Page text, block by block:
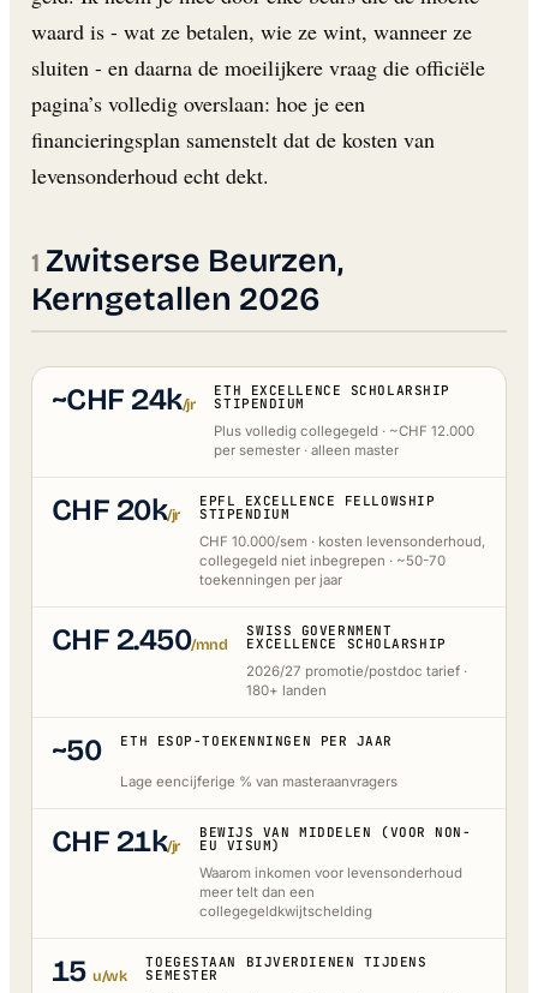
waard is - wat ze betalen, wie ze wint, wanneer ze
sluiten - en daarna de moeilijkere vraag die officiële
pagina’s volledig overslaan: hoe je een
financieringsplan samenstelt dat de kosten van
levensonderhoud echt dekt.
Zwitserse Beurzen,
Kerngetallen 2026
~CHF 24k/jr
ETH EXCELLENCE SCHOLARSHIP
STIPENDIUM
Plus volledig collegegeld · ~CHF 12.000
per semester · alleen master
CHF 20k/jr
EPFL EXCELLENCE FELLOWSHIP
STIPENDIUM
CHF 10.000/sem · kosten levensonderhoud,
collegegeld niet inbegrepen · ~50-70
toekenningen per jaar
CHF 2.450/mnd
SWISS GOVERNMENT
EXCELLENCE SCHOLARSHIP
2026/27 promotie/postdoc tarief ·
180+ landen
~50 ETH ESOP-TOEKENNINGEN PER JAAR
Lage eencijferige % van masteraanvragers
CHF 21k/jr
BEWIJS VAN MIDDELEN (VOOR NON-
EU VISUM)
Waarom inkomen voor levensonderhoud
meer telt dan een
collegegeldkwijtschelding
15u/wk
TOEGESTAAN BIJVERDIENEN TIJDENS
SEMESTER